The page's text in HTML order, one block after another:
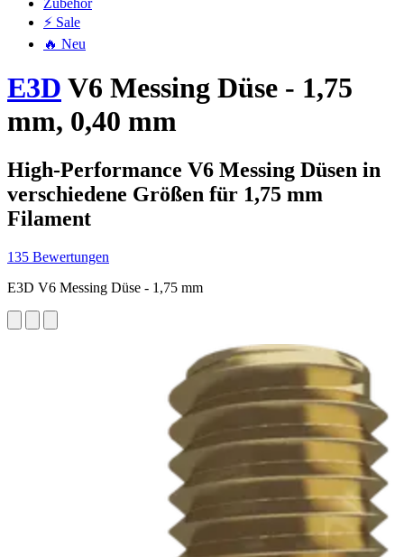
Zubehör
⚡ Sale
🔥 Neu
E3D V6 Messing Düse - 1,75
mm, 0,40 mm
High-Performance V6 Messing Düsen in
verschiedene Größen für 1,75 mm
Filament
135 Bewertungen
E3D V6 Messing Düse - 1,75 mm